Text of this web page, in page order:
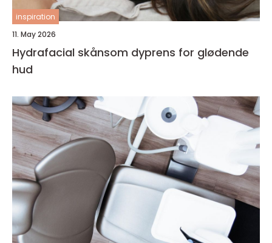
inspiration
11. May 2026
Hydrafacial skånsom dyprens for glødende
hud